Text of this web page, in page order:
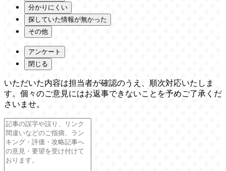
分かりにくい
探していた情報が無かった
その他
アンケート
閉じる
いただいた内容は担当者が確認のうえ、順次対応いたしま
す。個々のご意見にはお返事できないことを予めご了承くだ
さいませ。